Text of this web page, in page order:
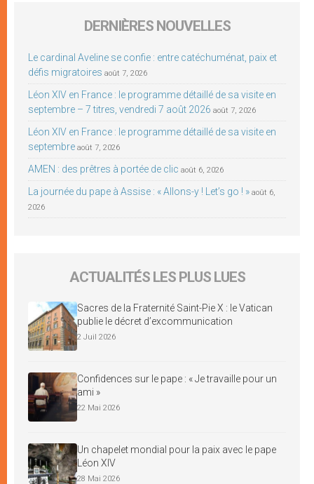
DERNIÈRES NOUVELLES
Le cardinal Aveline se confie : entre catéchuménat, paix et
défis migratoires août 7, 2026
Léon XIV en France : le programme détaillé de sa visite en
septembre – 7 titres, vendredi 7 août 2026 août 7, 2026
Léon XIV en France : le programme détaillé de sa visite en
septembre août 7, 2026
AMEN : des prêtres à portée de clic août 6, 2026
La journée du pape à Assise : « Allons-y ! Let’s go ! » août 6,
2026
ACTUALITÉS LES PLUS LUES
Sacres de la Fraternité Saint-Pie X : le Vatican
publie le décret d’excommunication
2 Juil 2026
Confidences sur le pape : « Je travaille pour un
ami »
22 Mai 2026
Un chapelet mondial pour la paix avec le pape
Léon XIV
28 Mai 2026